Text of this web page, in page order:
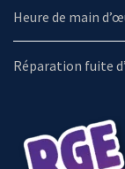
Heure de main
Réparation fuite